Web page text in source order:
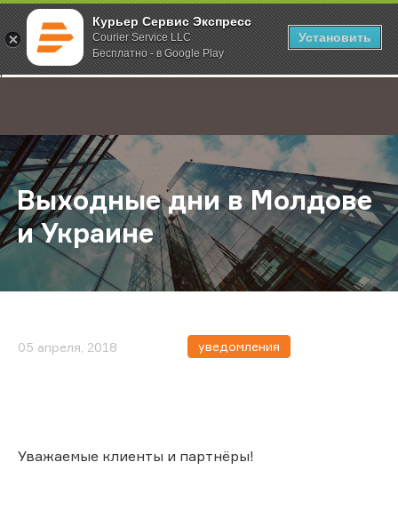
Курьер Сервис Экспресс
Courier Service LLC
Бесплатно - в Google Play
Установить
;
Главная О компании Новости Выходные дни в Молдове и
Выходные дни в Молдове
и Украине
05 апреля, 2018 уведомления
Уважаемые клиенты и партнёры!